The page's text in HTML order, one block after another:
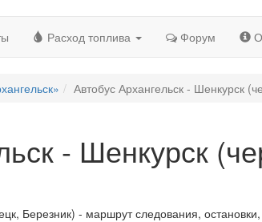
Расход топлива Форум О
Автобус Архангельск - Шенкурск
- Шенкурск
Березник) - маршрут следования,